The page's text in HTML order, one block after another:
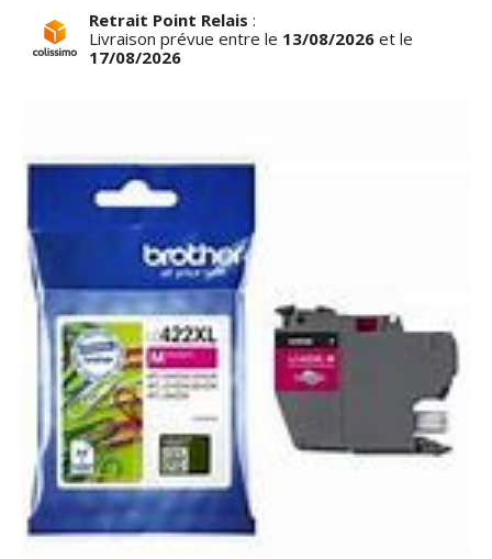
Retrait Point Relais :
Livraison prévue entre le 13/08/2026 et le
17/08/2026